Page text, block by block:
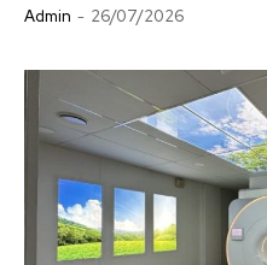
Admin - 26/07/2026